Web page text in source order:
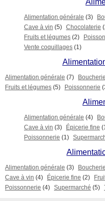
Alimentation générale (3)
Cave à vin (5) Chocolaterie
Fruits et légumes (2)
Vente coquillages (1)
Alimentation générale (7) Boucherie
Fruits et légumes (5) Poissonnerie
Alimentation générale (4)
Cave à vin (3) Épicerie fine
Poissonnerie (1)
Alimentation générale (3) Boucherie
Cave à vin (4) Épicerie fine (2)
Poissonnerie (4) Supermarché (5)